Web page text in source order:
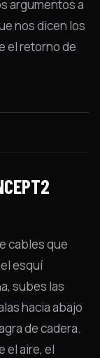
argumentos a
nos dicen los
el retorno de
cables que
esquí
subes las
hacia abajo
de cadera.
el aire, el